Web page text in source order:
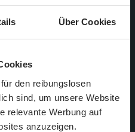
Über Cookies
den reibungslosen
sind, um unsere Website
relevante Werbung auf
anzuzeigen.
944
02.12.2018